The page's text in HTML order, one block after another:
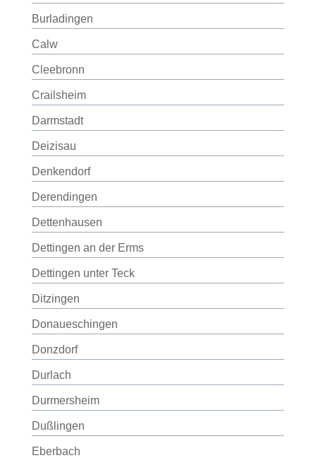
Burladingen
Calw
Cleebronn
Crailsheim
Darmstadt
Deizisau
Denkendorf
Derendingen
Dettenhausen
Dettingen an der Erms
Dettingen unter Teck
Ditzingen
Donaueschingen
Donzdorf
Durlach
Durmersheim
Dußlingen
Eberbach